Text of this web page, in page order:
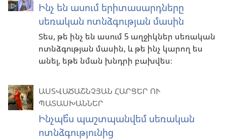
Ինչ են ասում երիտասարդները
սեռական ոտնձգության մասին
Տես, թե ինչ են ասում 5 աղջիկներ սեռական
ոտնձգության մասին, և թե ինչ կարող ես
անել, եթե նման խնդրի բախվես։
ԱՍՏՎԱԾԱՇՆՉՅԱՆ ՀԱՐՑԵՐ ՈՒ
ՊԱՏԱՍԽԱՆՆԵՐ
Ինչպե՞ս պաշտպանվեմ սեռական
ոտնձգությունից